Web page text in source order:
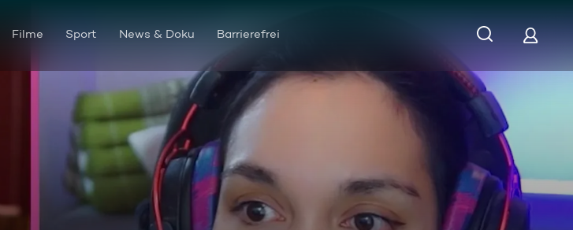
Filme Sport News & Doku Barrierefrei